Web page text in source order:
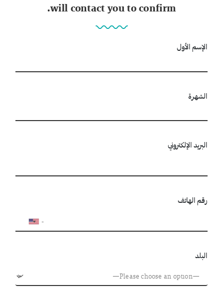
will contact you to confirm.
الإسم الأول
الشهرة
البريد الإلكتروني
رقم الهاتف
البلد